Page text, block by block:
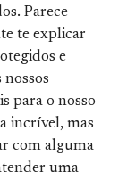
Parece
te explicar
e
para o nosso
incrível, mas
com alguma
uma